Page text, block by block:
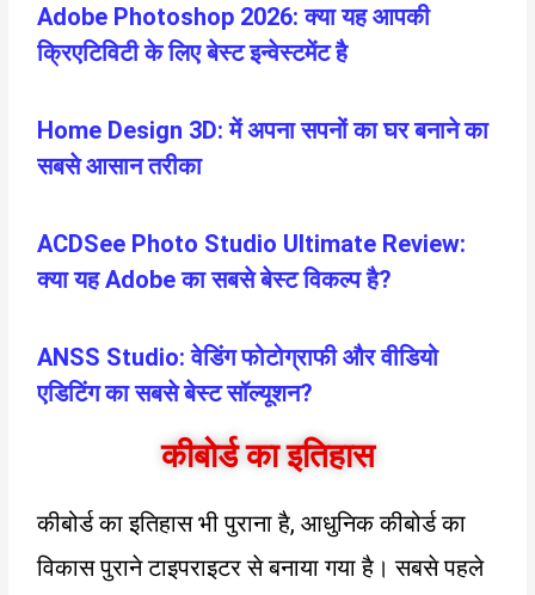
Adobe Photoshop 2026: क्या यह आपकी
क्रिएटिविटी के लिए बेस्ट इन्वेस्टमेंट है
Home Design 3D: में अपना सपनों का घर बनाने का
सबसे आसान तरीका
ACDSee Photo Studio Ultimate Review:
क्या यह Adobe का सबसे बेस्ट विकल्प है?
ANSS Studio: वेडिंग फोटोग्राफी और वीडियो
एडिटिंग का सबसे बेस्ट सॉल्यूशन?
कीबोर्ड का इतिहास
कीबोर्ड का इतिहास भी पुराना है, आधुनिक कीबोर्ड का
विकास पुराने टाइपराइटर से बनाया गया है। सबसे पहले